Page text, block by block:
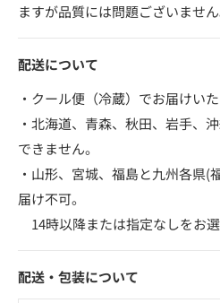
ますが品質には問題ございません
配送について
・クール便（冷蔵）でお届けいた
・北海道、青森、秋田、岩手、
できません。
・山形、宮城、福島と九州各県(
届け不可。
14時以降または指定なしをお選
配送・包装について